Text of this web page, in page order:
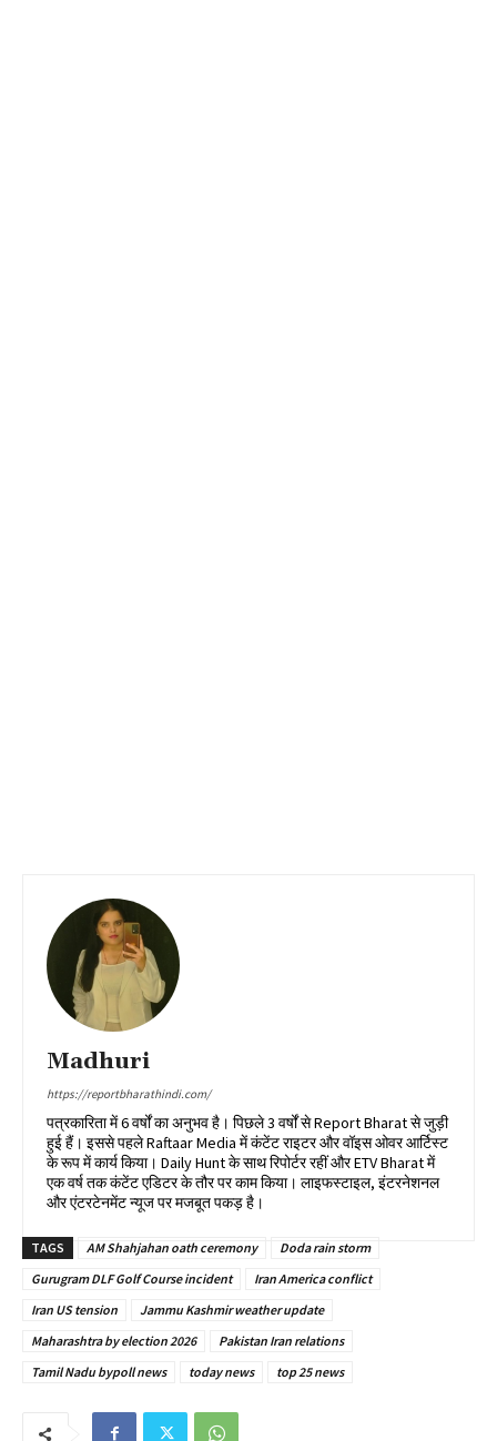
Madhuri
https://reportbharathindi.com/
पत्रकारिता में 6 वर्षों का अनुभव है। पिछले 3 वर्षों से Report Bharat से जुड़ी
हुई हैं। इससे पहले Raftaar Media में कंटेंट राइटर और वॉइस ओवर आर्टिस्ट
के रूप में कार्य किया। Daily Hunt के साथ रिपोर्टर रहीं और ETV Bharat में
एक वर्ष तक कंटेंट एडिटर के तौर पर काम किया। लाइफस्टाइल, इंटरनेशनल
और एंटरटेनमेंट न्यूज पर मजबूत पकड़ है।
TAGS AM Shahjahan oath ceremony
Doda rain storm
Gurugram DLF Golf Course incident
Iran America conflict
Iran US tension
Jammu Kashmir weather update
Maharashtra by election 2026
Pakistan Iran relations
Tamil Nadu bypoll news
today news top 25 news